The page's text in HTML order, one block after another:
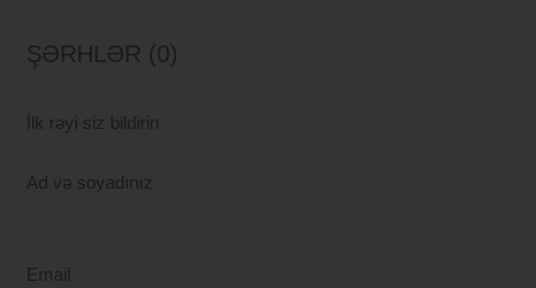
ŞƏRHLƏR (0)
İlk rəyi siz bildirin
Ad və soyadınız
Email